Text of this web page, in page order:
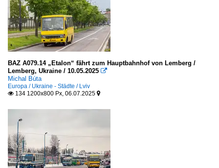
BAZ A079.14 „Etalon“ fährt zum Hauptbahnhof von Lemberg /
Lemberg, Ukraine / 10.05.2025 
Michal Búta
Europa / Ukraine - Städte / Lviv
 134 1200x800 Px, 06.07.2025 